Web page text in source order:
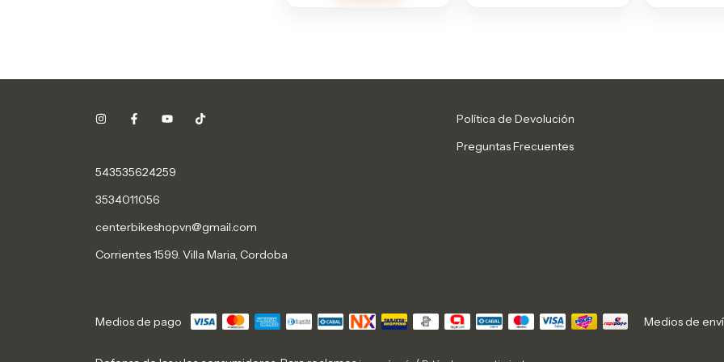
543535624259
3534011056
centerbikeshopvn@gmail.com
Corrientes 1599. Villa Maria, Cordoba
Política de Devolución
Preguntas Frecuentes
Medios de pago Medios de